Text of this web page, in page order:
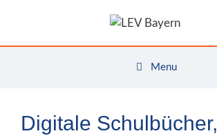
Menu
Digitale Schulbücher,